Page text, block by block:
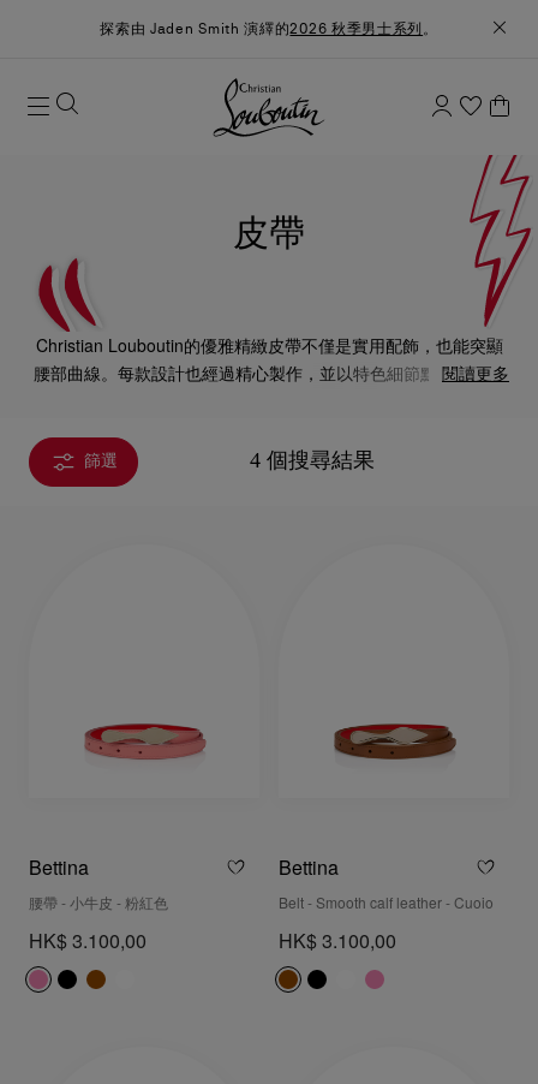
探索由 Jaden Smith 演繹的2026 秋季男士系列 。
皮帶
Christian Louboutin的優雅精緻皮帶不僅是實用配飾，也能突顯
腰部曲線。每款設計也經過精心製作，並以特色細節點綴，為造
閱讀更多
篩選 4 個搜尋結果
Bettina
腰帶 - 小牛皮 - 粉紅色
HK$ 3.100,00
Bettina
Belt - Smooth calf leather - Cuoio
HK$ 3.100,00